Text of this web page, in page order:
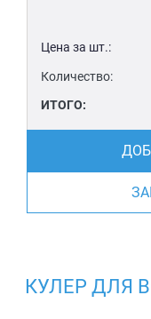
Цена за шт.:
Количество:
ИТОГО:
КУЛЕР ДЛЯ